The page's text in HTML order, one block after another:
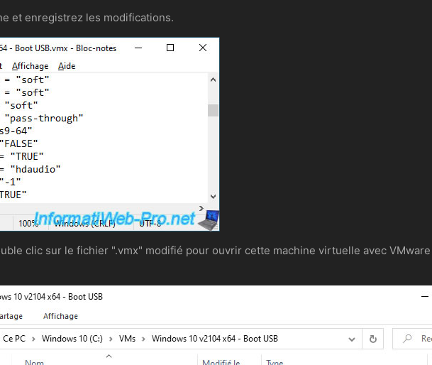
et enregistrez les modifications.
clic sur le fichier ".vmx" modifié pour ouvrir cette machine virtuelle avec